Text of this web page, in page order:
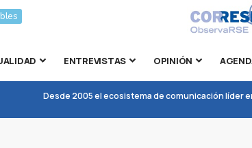
ENTREVISTAS OPINIÓN
Desde 2005 el ecosistema de comunicación líder